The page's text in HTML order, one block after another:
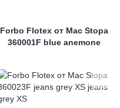
Forbo Flotex от Mac Stopa
360001F blue anemone